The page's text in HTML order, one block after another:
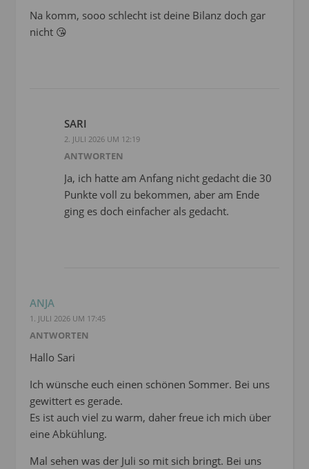
Na komm, sooo schlecht ist deine Bilanz doch gar
nicht 😘
SARI
2. JULI 2026 UM 12:19
ANTWORTEN
Ja, ich hatte am Anfang nicht gedacht die 30
Punkte voll zu bekommen, aber am Ende
ging es doch einfacher als gedacht.
ANJA
1. JULI 2026 UM 17:45
ANTWORTEN
Hallo Sari
Ich wünsche euch einen schönen Sommer. Bei uns
gewittert es gerade.
Es ist auch viel zu warm, daher freue ich mich über
eine Abkühlung.
Mal sehen was der Juli so mit sich bringt. Bei uns